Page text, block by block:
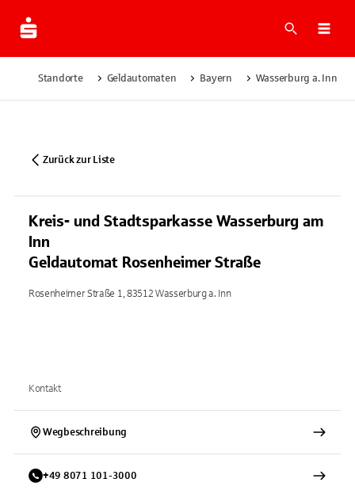
Suche
Standorte Geldautomaten Bayern Wasserburg a. Inn
Zurück zur Liste
Kreis- und Stadtsparkasse Wasserburg am
Inn
Geldautomat Rosenheimer Straße
Rosenheimer Straße 1, 83512 Wasserburg a. Inn
Kontakt
Wegbeschreibung
+49 8071 101-3000